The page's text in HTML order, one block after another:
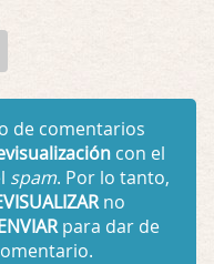
de comentarios
con el
spam. Por lo tanto,
no
para dar de